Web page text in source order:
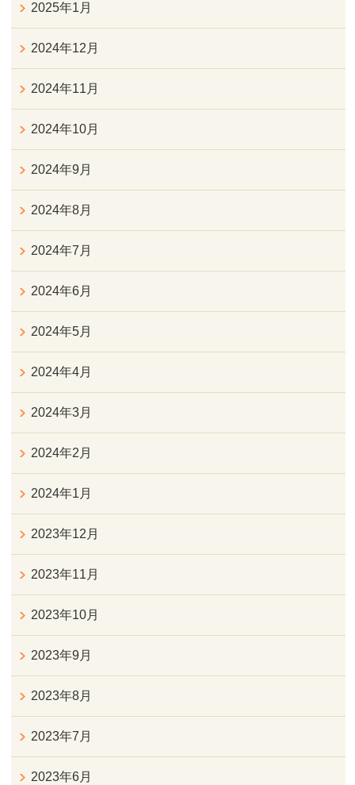
2025年1月
2024年12月
2024年11月
2024年10月
2024年9月
2024年8月
2024年7月
2024年6月
2024年5月
2024年4月
2024年3月
2024年2月
2024年1月
2023年12月
2023年11月
2023年10月
2023年9月
2023年8月
2023年7月
2023年6月